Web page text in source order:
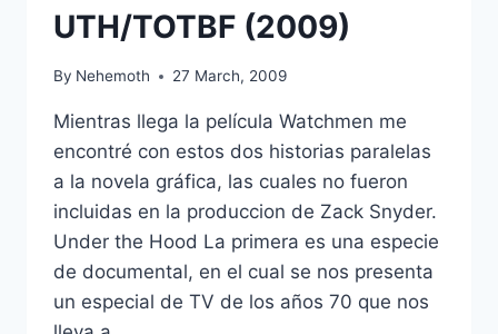
UTH/TOTBF (2009)
By Nehemoth 27 March, 2009
Mientras llega la película Watchmen me
encontré con estos dos historias paralelas
a la novela gráfica, las cuales no fueron
incluidas en la produccion de Zack Snyder.
Under the Hood La primera es una especie
de documental, en el cual se nos presenta
un especial de TV de los años 70 que nos